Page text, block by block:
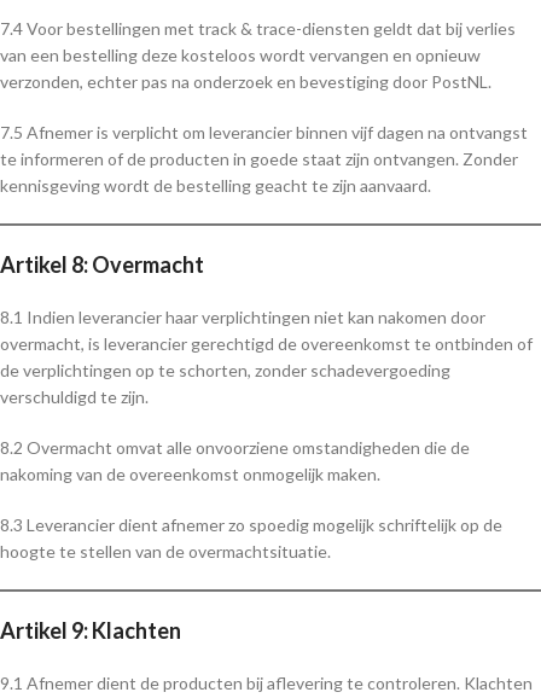
7.4 Voor bestellingen met track & trace-diensten geldt dat bij verlies
van een bestelling deze kosteloos wordt vervangen en opnieuw
verzonden, echter pas na onderzoek en bevestiging door PostNL.
7.5 Afnemer is verplicht om leverancier binnen vijf dagen na ontvangst
te informeren of de producten in goede staat zijn ontvangen. Zonder
kennisgeving wordt de bestelling geacht te zijn aanvaard.
Artikel 8: Overmacht
8.1 Indien leverancier haar verplichtingen niet kan nakomen door
overmacht, is leverancier gerechtigd de overeenkomst te ontbinden of
de verplichtingen op te schorten, zonder schadevergoeding
verschuldigd te zijn.
8.2 Overmacht omvat alle onvoorziene omstandigheden die de
nakoming van de overeenkomst onmogelijk maken.
8.3 Leverancier dient afnemer zo spoedig mogelijk schriftelijk op de
hoogte te stellen van de overmachtsituatie.
Artikel 9: Klachten
9.1 Afnemer dient de producten bij aflevering te controleren. Klachten